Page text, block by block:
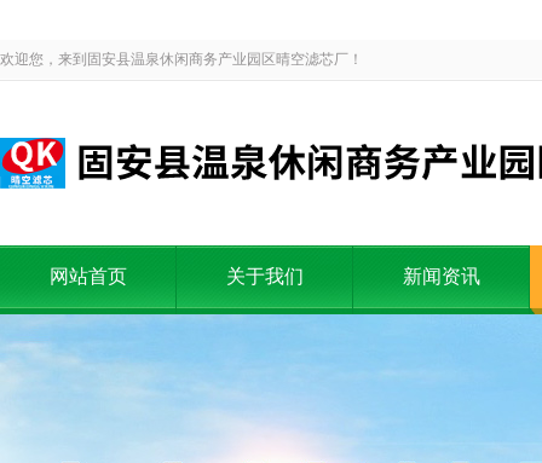
欢迎您，来到固安县温泉休闲商务产业园区晴空滤芯厂！
网站首页 关于我们 新闻资讯